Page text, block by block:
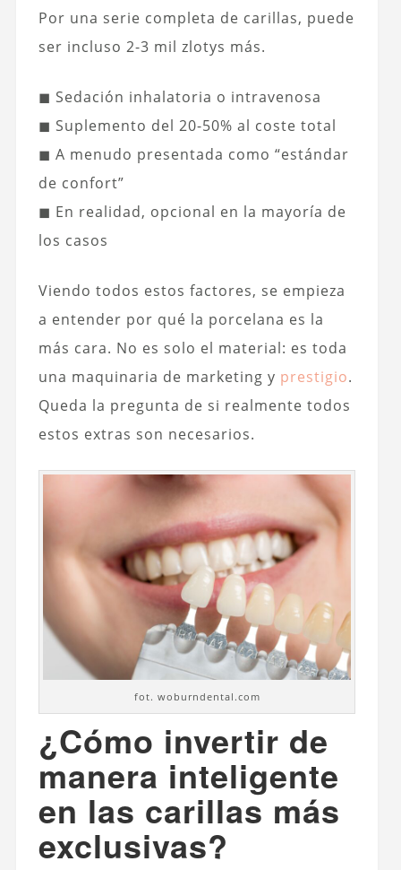
Por una serie completa de carillas, puede
ser incluso 2-3 mil zlotys más.
◼ Sedación inhalatoria o intravenosa
◼ Suplemento del 20-50% al coste total
◼ A menudo presentada como “estándar
de confort”
◼ En realidad, opcional en la mayoría de
los casos
Viendo todos estos factores, se empieza
a entender por qué la porcelana es la
más cara. No es solo el material: es toda
una maquinaria de marketing y prestigio.
Queda la pregunta de si realmente todos
estos extras son necesarios.
fot. woburndental.com
¿Cómo invertir de
manera inteligente
en las carillas más
exclusivas?